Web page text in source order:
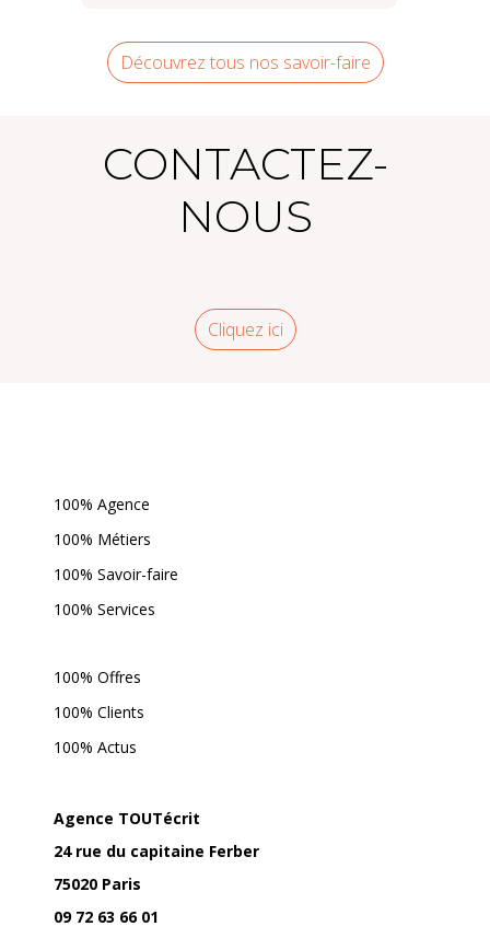
Découvrez tous nos savoir-faire
CONTACTEZ-
NOUS
Cliquez ici
100% Agence
100% Métiers
100% Savoir-faire
100% Services
100% Offres
100% Clients
100% Actus
Agence TOUTécrit
24 rue du capitaine Ferber
75020 Paris
09 72 63 66 01